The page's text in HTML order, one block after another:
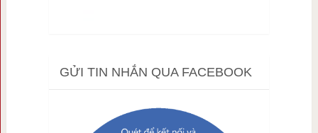
GỬI TIN NHẮN QUA FACEBOOK